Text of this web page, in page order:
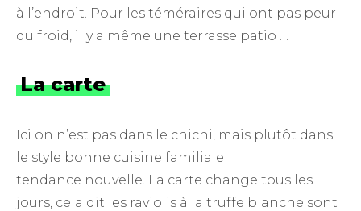
à l’endroit. Pour les téméraires qui ont pas peur
du froid, il y a même une terrasse patio …
La carte
Ici on n’est pas dans le chichi, mais plutôt dans
le style bonne cuisine familiale
tendance nouvelle. La carte change tous les
jours, cela dit les raviolis à la truffe blanche sont